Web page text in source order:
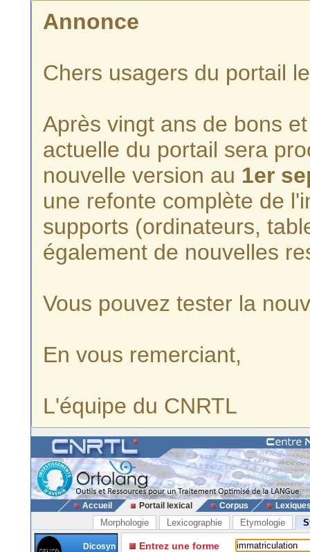
Annonce
Chers usagers du portail
Après vingt ans de bons
actuelle du portail sera
nouvelle version au 1er
une refonte complète de
supports (ordinateurs,
également de nouvelles
Vous pouvez tester la
En vous remerciant,
L'équipe du CNRTL
Accueil Portail lexical Corpus
Morphologie Lexicographie Etymologie
Dicosyn
Entrez une forme